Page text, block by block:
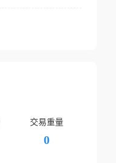
交易重量
0